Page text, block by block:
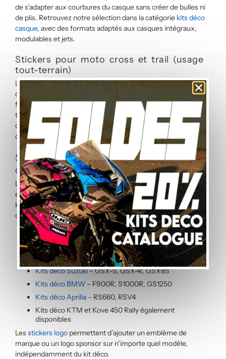
de s’adapter aux courbures du casque sans créer de bulles ni
de plis. Retrouvez notre sélection dans la catégorie kits déco
casque, avec des formats adaptés aux casques intégraux,
modulables et jets.
Stickers pour moto cross et trail (usage
tout-terrain)
Le tout-terrain impose des conditions extrêmes : projections
de boue, variations thermiques liées au moteur, lavages
fréquents à haute pression. Nos autocollants moto cross et
trail utilisent un vinyle polymère renforcé qui résiste à ces
contraintes. Pour les kits complets cross/trail, consultez la
catégorie
kits deco cross et trail
Stickers moto par marque : vers les
catégories dédiées
La catégorie stickers couvre les déclinaisons phare, logo, fun
et personnalisé, disponibles sur tous les modèles. Pour des
kits déco complets avec gabarits pré-calibrés par modèle,
consultez nos catégories marque :
Kits déco Yamaha– MT-07, MT-09
Kits déco Honda – Hornet 750, Africa Twin
Kits déco Kawasaki – Z900, Z800, Z650
Kits déco Suzuki– GSX-S, GSX-R, GSX8S
Kits déco BMW – F900R, S1000R, GS1250
Kits déco Aprilia – RS660, RSV4
Kits déco KTM et Kove 450 Rally également
disponibles
Lesstickers logo permettent d’ajouter un emblème de
marque ou un logo sponsor sur n’importe quel modèle,
indépendamment du kit déco.